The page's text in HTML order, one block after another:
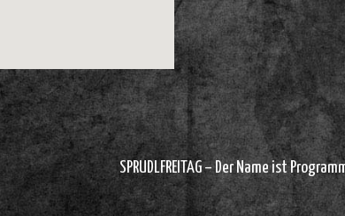
SPRUDLFREITAG – Der Name ist